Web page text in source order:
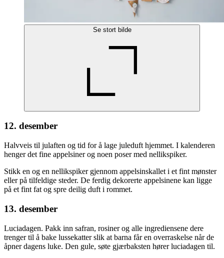
Se stort bilde
12. desember
Halvveis til julaften og tid for å lage juleduft hjemmet. I kalenderen
henger det fine appelsiner og noen poser med nellikspiker.
Stikk en og en nellikspiker gjennom appelsinskallet i et fint mønster
eller på tilfeldige steder. De ferdig dekorerte appelsinene kan ligge
på et fint fat og spre deilig duft i rommet.
13. desember
Luciadagen. Pakk inn safran, rosiner og alle ingrediensene dere
trenger til å bake lussekatter slik at barna får en overraskelse når de
åpner dagens luke. Den gule, søte gjærbaksten hører luciadagen til.